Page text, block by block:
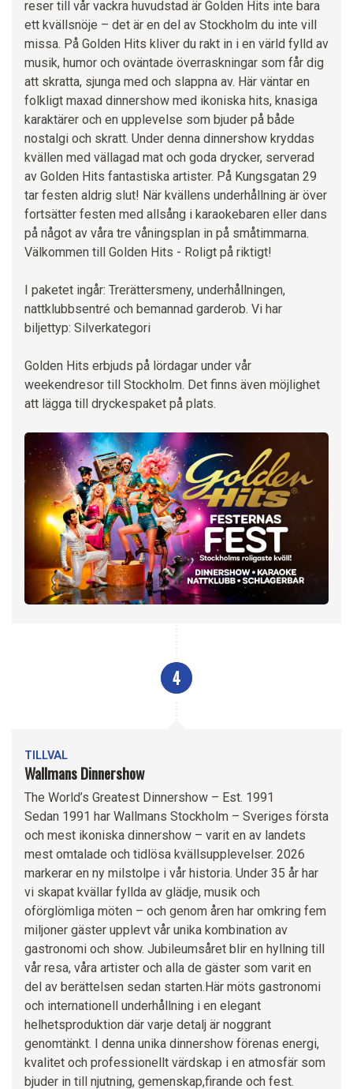
reser till vår vackra huvudstad är Golden Hits inte bara
ett kvällsnöje – det är en del av Stockholm du inte vill
missa. På Golden Hits kliver du rakt in i en värld fylld av
musik, humor och oväntade överraskningar som får dig
att skratta, sjunga med och slappna av. Här väntar en
folkligt maxad dinnershow med ikoniska hits, knasiga
karaktärer och en upplevelse som bjuder på både
nostalgi och skratt. Under denna dinnershow kryddas
kvällen med vällagad mat och goda drycker, serverad
av Golden Hits fantastiska artister. På Kungsgatan 29
tar festen aldrig slut! När kvällens underhållning är över
fortsätter festen med allsång i karaokebaren eller dans
på något av våra tre våningsplan in på småtimmarna.
Välkommen till Golden Hits - Roligt på riktigt!
I paketet ingår: Trerättersmeny, underhållningen,
nattklubbsentré och bemannad garderob. Vi har
biljettyp: Silverkategori
Golden Hits erbjuds på lördagar under vår
weekendresor till Stockholm. Det finns även möjlighet
att lägga till dryckespaket på plats.
4
TILLVAL
Wallmans Dinnershow
The World’s Greatest Dinnershow – Est. 1991
Sedan 1991 har Wallmans Stockholm – Sveriges första
och mest ikoniska dinnershow – varit en av landets
mest omtalade och tidlösa kvällsupplevelser. 2026
markerar en ny milstolpe i vår historia. Under 35 år har
vi skapat kvällar fyllda av glädje, musik och
oförglömliga möten – och genom åren har omkring fem
miljoner gäster upplevt vår unika kombination av
gastronomi och show. Jubileumsåret blir en hyllning till
vår resa, våra artister och alla de gäster som varit en
del av berättelsen sedan starten.Här möts gastronomi
och internationell underhållning i en elegant
helhetsproduktion där varje detalj är noggrant
genomtänkt. I denna unika dinnershow förenas energi,
kvalitet och professionellt värdskap i en atmosfär som
bjuder in till njutning, gemenskap,firande och fest.